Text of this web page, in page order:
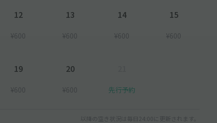
12
¥600
13
¥600
14
¥600
15
¥600
19
¥600
20
¥600 先行予約
以降の空き状況は毎日24:00に更新されます。